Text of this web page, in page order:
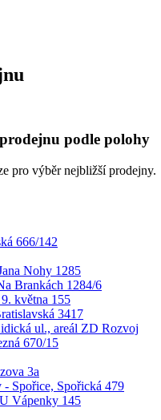
podle polohy
pro výběr nejbližší prodejny.
666/142
Nohy 1285
Brankách 1284/6
května 155
3417
ul., areál ZD Rozvoj
670/15
3a
- Spořice, Spořická 479
Vápenky 145